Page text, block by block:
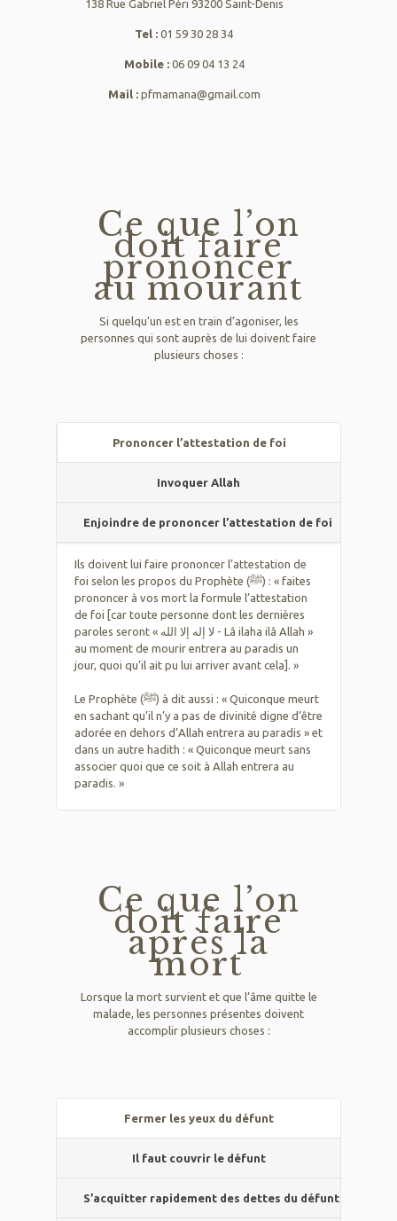
138 Rue Gabriel Péri 93200 Saint-Denis
Tel : 01 59 30 28 34
Mobile :06 09 04 13 24
Mail : pfmamana@gmail.com
Ce que l’on
doit faire
prononcer
au mourant
Si quelqu’un est en train d’agoniser, les
personnes qui sont auprès de lui doivent faire
plusieurs choses :
Prononcer l’attestation de foi
Invoquer Allah
Enjoindre de prononcer l’attestation de foi
Ils doivent lui faire prononcer l’attestation de
foi selon les propos du Prophète (ﷺ) : « faites
prononcer à vos mort la formule l’attestation
de foi [car toute personne dont les dernières
paroles seront « لا إله إلا الله - Lâ ilaha ilâ Allah »
au moment de mourir entrera au paradis un
jour, quoi qu’il ait pu lui arriver avant cela]. »
Le Prophète (ﷺ) à dit aussi : « Quiconque meurt
en sachant qu’il n’y a pas de divinité digne d’être
adorée en dehors d’Allah entrera au paradis » et
dans un autre hadith : « Quiconque meurt sans
associer quoi que ce soit à Allah entrera au
paradis. »
Ce que l’on
doit faire
après la
mort
Lorsque la mort survient et que l’âme quitte le
malade, les personnes présentes doivent
accomplir plusieurs choses :
Fermer les yeux du défunt
Il faut couvrir le défunt
S’acquitter rapidement des dettes du défunt